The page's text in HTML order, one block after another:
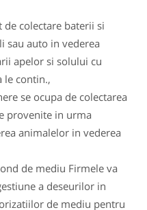
colectare baterii si
sau auto in vederea
apelor si solului cu
le contin.,
se ocupa de colectarea
provenite in urma
animalelor in vederea
de mediu Firmele va
a deseurilor in
de mediu pentru